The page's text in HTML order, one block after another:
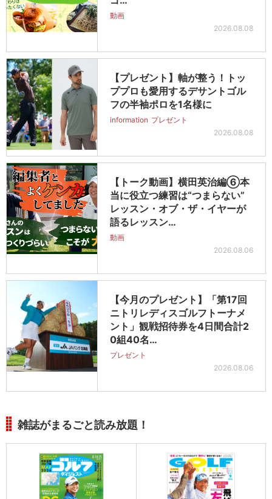
動画
2026.08.08
【プレゼント】軸が整う！トッ
ププロも愛用するデサントゴル
フの半袖ポロを1名様に
information プレゼント
2026.08.08
【トーク動画】横田英治編⑥本
当に役立つ練習は“つまらない”
レッスン・オブ・ザ・イヤーが
語るレッスン…
動画
2026.08.06
【今月のプレゼント】「第17回
ニトリレディスゴルフトーナメ
ント」観戦招待券を4日間合計2
0組40名…
プレゼント
2026.08.06
雑誌がまるごと読み放題！